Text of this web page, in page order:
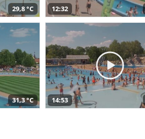
29,8 °C 12:32
31,3 °C 14:53